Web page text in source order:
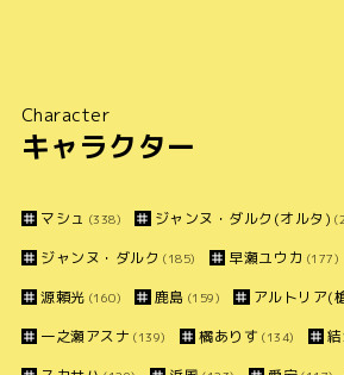
Character
キャラクター
マシュ (338) ジャンヌ・ダルク(オルタ)
ジャンヌ・ダルク (185) 早瀬ユウカ (177)
源頼光 (160) 鹿島 (159) アルトリア(
一之瀬アスナ (139) 橘ありす (134)